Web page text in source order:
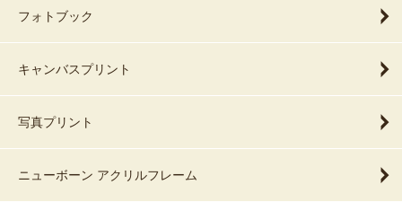
フォトブック
キャンバスプリント
写真プリント
ニューボーン アクリルフレーム